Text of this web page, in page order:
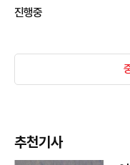
진행중
추천기사